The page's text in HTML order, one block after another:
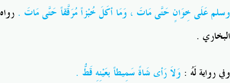
وسلمعَلَى خِوَانٍ حَتَّى مَاتَ ، وَمَا أكَلَ خُبْزاً مُرَقَّقاً حَتَّى مَاتَ . رواه
البخاري .
وفي رواية لَهُ : وَلاَ رَأى شَاةً سَمِيطاً بعَيْنِهِ قَطُّ .